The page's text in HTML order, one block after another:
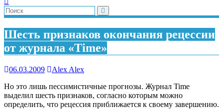
Шесть признаков окончания рецессии
от журнала «Time»
06.03.2009
Alex Alex
Но это лишь пессимистичные прогнозы. Журнал Time
выделил шесть признаков, согласно которым можно
определить, что рецессия приближается к своему завершению.